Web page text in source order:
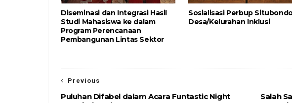
Diseminasi dan Integrasi Hasil
Studi Mahasiswa ke dalam
Program Perencanaan
Pembangunan Lintas Sektor
Sosialisasi Perbup
Desa/Kelurahan Inklusi
Salah
Previous
Puluhan Difabel dalam Acara Funtastic Night